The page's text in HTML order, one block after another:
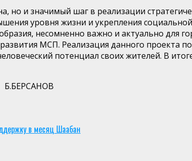
но и значимый шаг в реализации
уровня жизни и укрепления
несомненно важно и актуально для
МСП. Реализация данного проекта
потенциал своих жителей. В
Б.БЕРСАНОВ
в месяц Шаабан